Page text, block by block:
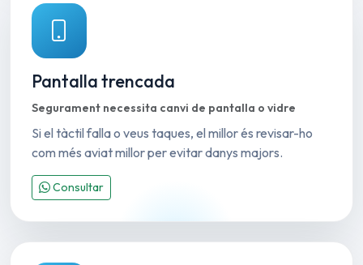
Pantalla trencada
Segurament necessita canvi de pantalla o vidre
Si el tàctil falla o veus taques, el millor és revisar-ho
com més aviat millor per evitar danys majors.
Consultar